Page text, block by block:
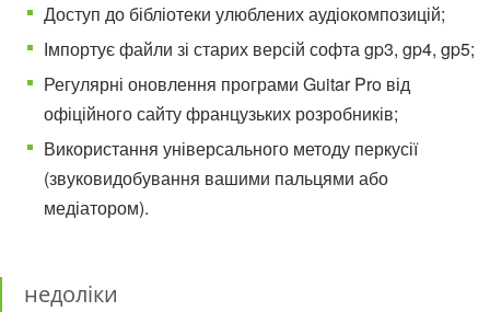
Доступ до бібліотеки улюблених аудіокомпозицій;
Імпортує файли зі старих версій софта gp3, gp4, gp5;
Регулярні оновлення програми Guitar Pro від
офіційного сайту французьких розробників;
Використання універсального методу перкусії
(звуковидобування вашими пальцями або
медіатором).
недоліки